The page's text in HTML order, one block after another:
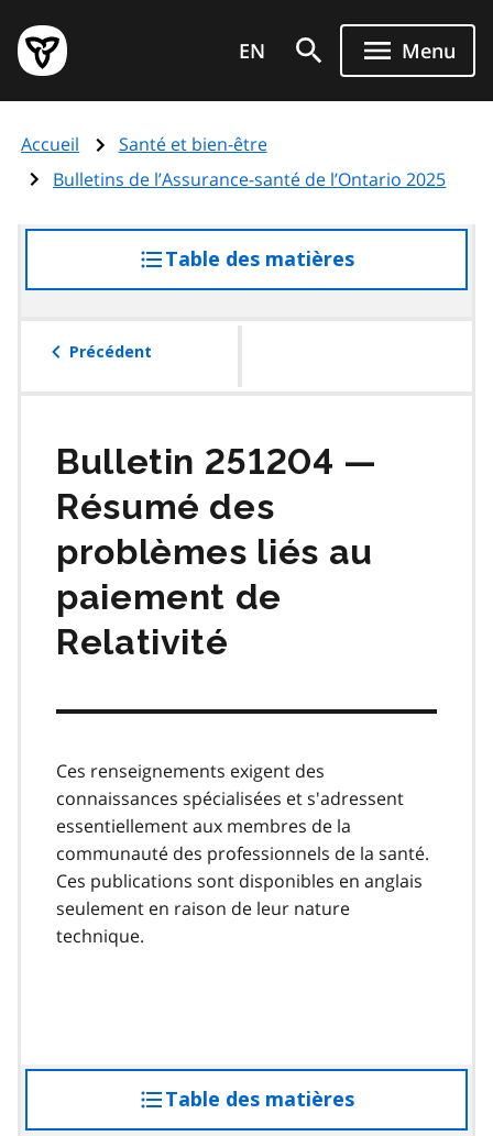
au
contenu
principal
Page
d'accueil
de
l'Ontario
EN Menu
Accueil
Santé et bien-être
Bulletins de l’Assurance-santé de l’Ontario 2025
Table des matières
à
Précédent
Bulletin 251204 —
Résumé des
problèmes liés au
paiement de
Relativité
Ces renseignements exigent des
connaissances spécialisées et s'adressent
essentiellement aux membres de la
communauté des professionnels de la santé.
Ces publications sont disponibles en anglais
seulement en raison de leur nature
technique.
Table des matières
à